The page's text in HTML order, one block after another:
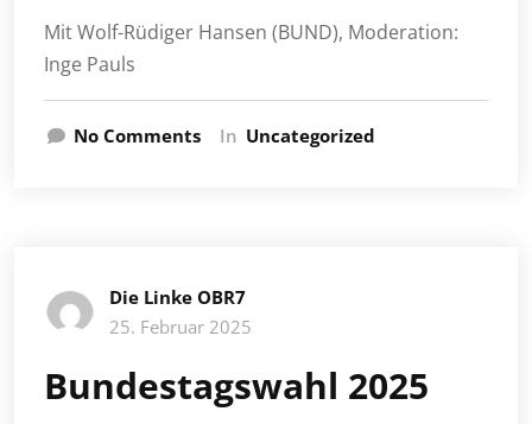
Mit Wolf-Rüdiger Hansen (BUND), Moderation:
Inge Pauls
No Comments In Uncategorized
Die Linke OBR7
25. Februar 2025
Bundestagswahl 2025